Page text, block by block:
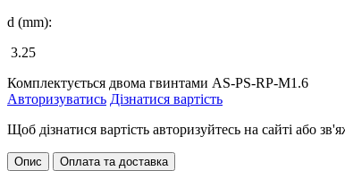
d (mm):
3.25
Комплектується двома гвинтами AS-PS-RP-M1.6
Авторизуватись Дізнатися вартість
Щоб дізнатися вартість авторизуйтесь на сайті або
Опис Оплата та доставка